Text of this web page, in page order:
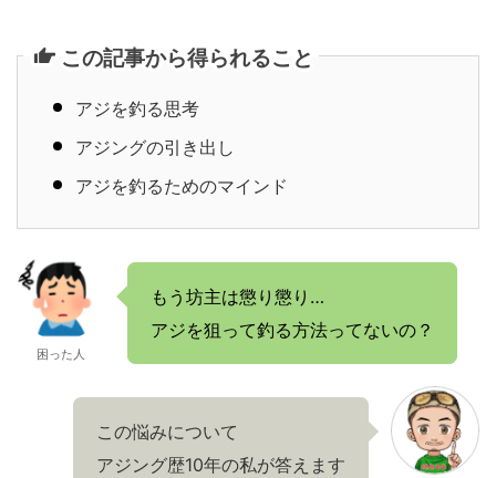
この記事から得られること
アジを釣る思考
アジングの引き出し
アジを釣るためのマインド
困った人
もう坊主は懲り懲り…
アジを狙って釣る方法ってないの？
この悩みについて
アジング歴10年の私が答えます